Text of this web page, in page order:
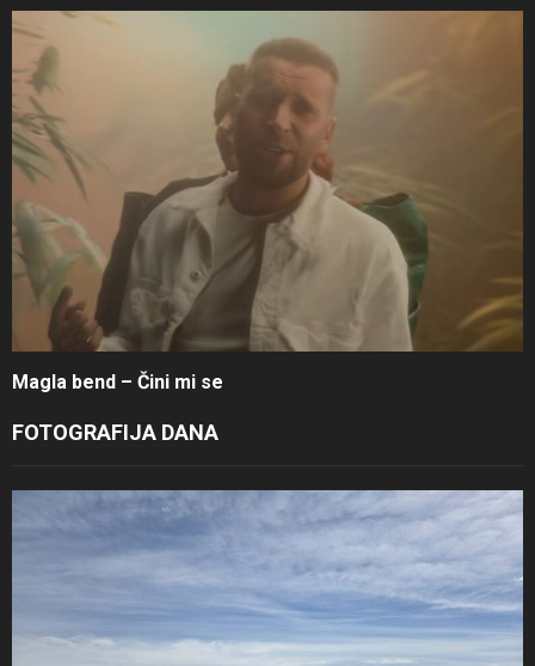
Magla bend – Čini mi se
FOTOGRAFIJA DANA